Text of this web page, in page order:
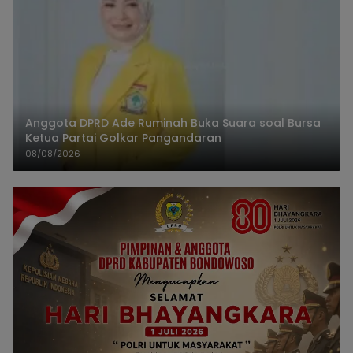
Anggota DPRD Ade Ruminah Buka Suara soal Bursa
Ketua Partai Golkar Pangandaran
08/08/2026